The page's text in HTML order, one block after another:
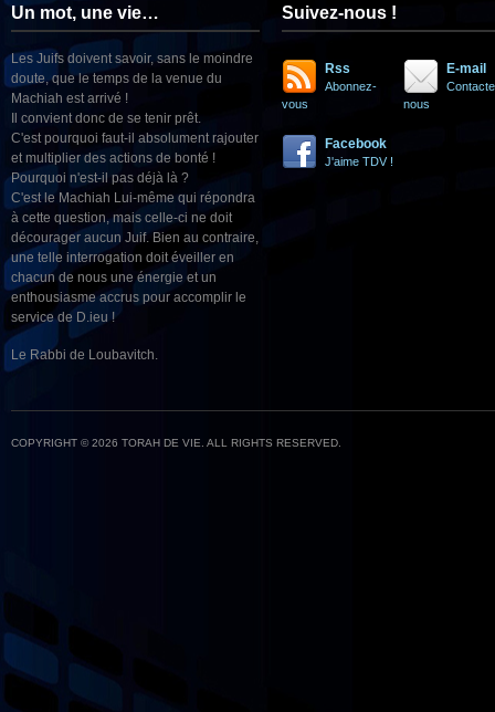
Un mot, une vie…
Les Juifs doivent savoir, sans le moindre
doute, que le temps de la venue du
Machiah est arrivé !
Il convient donc de se tenir prêt.
C'est pourquoi faut-il absolument rajouter
et multiplier des actions de bonté !
Pourquoi n'est-il pas déjà là ?
C'est le Machiah Lui-même qui répondra
à cette question, mais celle-ci ne doit
décourager aucun Juif. Bien au contraire,
une telle interrogation doit éveiller en
chacun de nous une énergie et un
enthousiasme accrus pour accomplir le
service de D.ieu !
Le Rabbi de Loubavitch.
Suivez-nous !
Rss
Abonnez-
vous
E-mail
nous
Facebook
J'aime TDV !
COPYRIGHT © 2026 TORAH DE VIE. ALL RIGHTS RESERVED.